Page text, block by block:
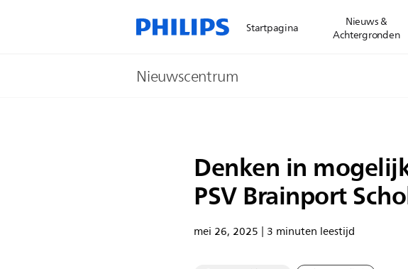
Startpagina
Nieuws &
Achtergronden
Nieuwscentrum
Denken in
PSV Brainport
mei 26, 2025 | 3 minuten leestijd